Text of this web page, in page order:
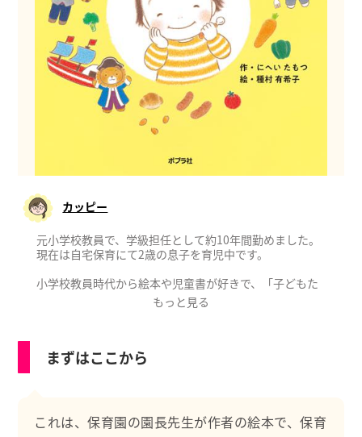
カッピー
元小学校教員で、学級担任として約10年間勤めました。
現在は自宅保育にて2歳の息子を育児中です。
小学校教員時代から絵本や児童書が好きで、「子どもた
ちに本の楽しさを知ってほしい」という思いからさまざ
まな取り組みを実践してきました。
これまで小学生の子どもたちと関わってきたこと。
信できればと思っています。
よろしくお願いします。
もっと見る
まずはここから
これは、保育園の園長先生が作者の絵本で、保育